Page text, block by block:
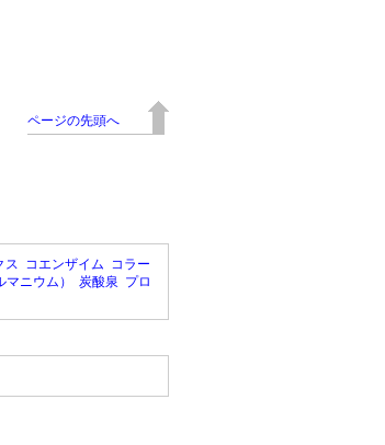
ページの先頭へ
ス コエンザイム コラー
ニウム） 炭酸泉 プロ